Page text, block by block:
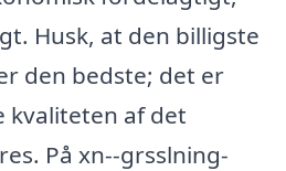
Husk, at den billigste
den bedste; det er
kvaliteten af det
På xn--grsslning-